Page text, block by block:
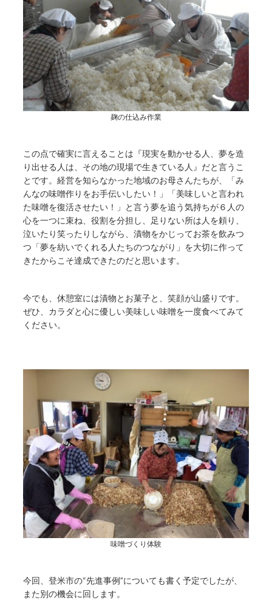
麹の仕込み作業
この点で確実に言えることは『現実を動かせる人、夢を造
り出せる人は、その地の現場で生きている人』だと言うこ
とです。経営を知らなかった地域のお母さんたちが、「み
んなの味噌作りをお手伝いしたい！」「美味しいと言われ
た味噌を復活させたい！」と言う夢を追う気持ちが６人の
心を一つに束ね、役割を分担し、足りない所は人を頼り、
泣いたり笑ったりしながら、漬物をかじってお茶を飲みつ
つ「夢を紡いでくれる人たちのつながり」を大切に作って
きたからこそ達成できたのだと思います。
今でも、休憩室には漬物とお菓子と、笑顔が山盛りです。
ぜひ、カラダと心に優しい美味しい味噌を一度食べてみて
ください。
味噌づくり体験
今回、登米市の“先進事例”についても書く予定でしたが、
また別の機会に回します。